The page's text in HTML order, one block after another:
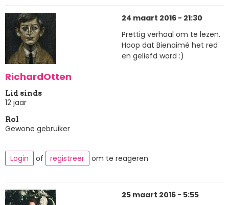
RichardOtten
Lid sinds
12 jaar
Rol
Gewone gebruiker
24 maart 2016 - 21:30
Prettig verhaal om te lezen.
Hoop dat Bienaimé het red
en geliefd word :)
Login of registreer om te reageren
25 maart 2016 - 5:55